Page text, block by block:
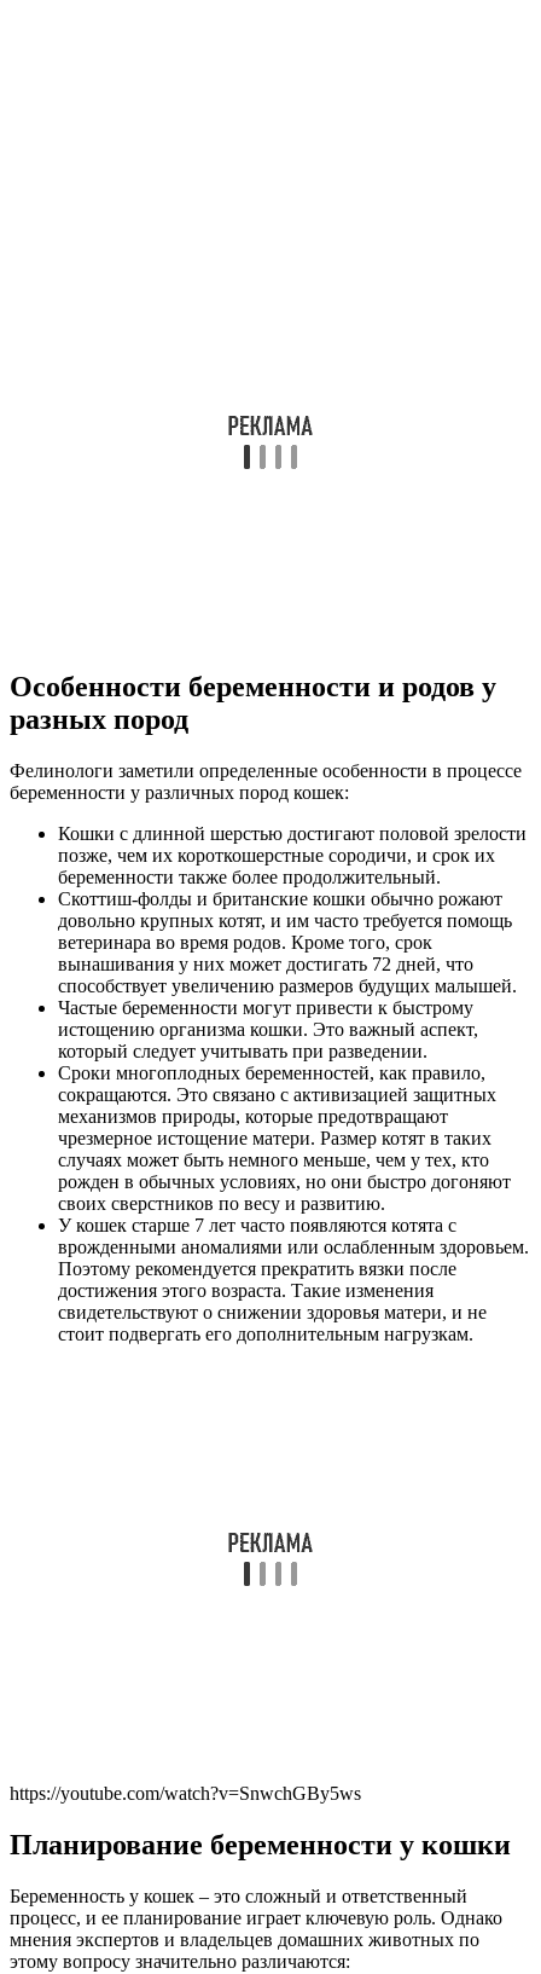
Особенности беременности и родов у
разных пород
Фелинологи заметили определенные особенности в процессе
беременности у различных пород кошек:
Кошки с длинной шерстью достигают половой зрелости
позже, чем их короткошерстные сородичи, и срок их
беременности также более продолжительный.
Скоттиш-фолды и британские кошки обычно рожают
довольно крупных котят, и им часто требуется помощь
ветеринара во время родов. Кроме того, срок
вынашивания у них может достигать 72 дней, что
способствует увеличению размеров будущих малышей.
Частые беременности могут привести к быстрому
истощению организма кошки. Это важный аспект,
который следует учитывать при разведении.
Сроки многоплодных беременностей, как правило,
сокращаются. Это связано с активизацией защитных
механизмов природы, которые предотвращают
чрезмерное истощение матери. Размер котят в таких
случаях может быть немного меньше, чем у тех, кто
рожден в обычных условиях, но они быстро догоняют
своих сверстников по весу и развитию.
У кошек старше 7 лет часто появляются котята с
врожденными аномалиями или ослабленным здоровьем.
Поэтому рекомендуется прекратить вязки после
достижения этого возраста. Такие изменения
свидетельствуют о снижении здоровья матери, и не
стоит подвергать его дополнительным нагрузкам.
https://youtube.com/watch?v=SnwchGBy5ws
Планирование беременности у кошки
Беременность у кошек – это сложный и ответственный
процесс, и ее планирование играет ключевую роль. Однако
мнения экспертов и владельцев домашних животных по
этому вопросу значительно различаются: